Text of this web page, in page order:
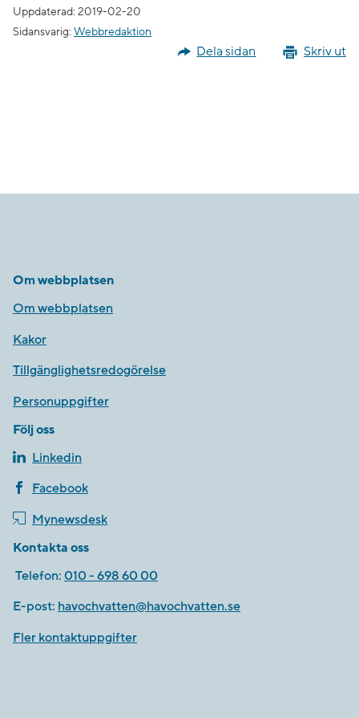
Uppdaterad: 2019-02-20
Sidansvarig: Webbredaktion
Skriv ut
Dela sidan
Om webbplatsen
Om webbplatsen
Kakor
Tillgänglighetsredogörelse
Personuppgifter
Följ oss
Linkedin
Facebook
Mynewsdesk
Kontakta oss
Telefon: 010 - 698 60 00
E-post: havochvatten@havochvatten.se
Fler kontaktuppgifter